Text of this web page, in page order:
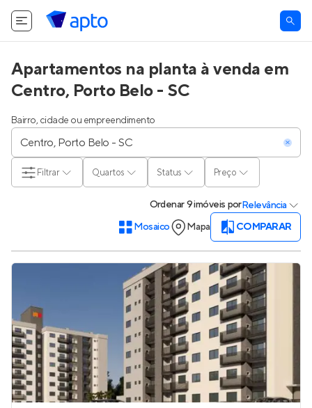
Apartamentos na planta à venda em
Centro, Porto Belo - SC
Bairro, cidade ou empreendimento
Quartos Status Preço
Filtrar
Ordenar9 imóveis porRelevância
Mosaico
Mapa COMPARAR